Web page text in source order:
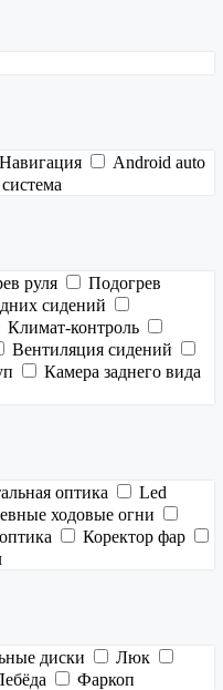
Навигация
Android auto
руля
Подогрев
сидений
Климат-контроль
Вентиляция сидений
Камера заднего вида
оптика
Led
ходовые огни
Коректор фар
диски
Люк
Фаркоп